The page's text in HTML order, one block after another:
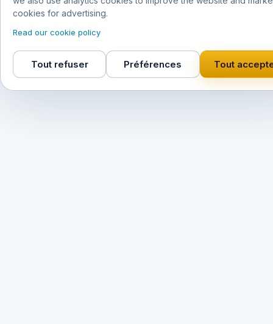
cookies for advertising.
Read our cookie policy
Tout refuser Préférences Tout